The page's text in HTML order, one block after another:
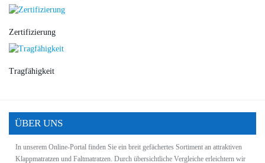
Zertifizierung
Tragfähigkeit
ÜBER UNS
In unserem Online-Portal finden Sie ein breit gefächertes Sortiment an attraktiven
Klappmatratzen und Faltmatratzen. Durch übersichtliche Vergleiche erleichtern wir